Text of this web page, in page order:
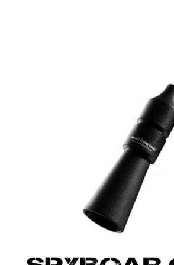
АКУМУЛАТОРИ И БАТЕРИИ